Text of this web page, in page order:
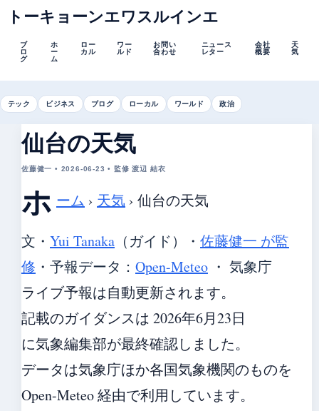
トーキョーンエワスルインエ
ブ
ロ
グ
ホ
ー
ム
ロー
カル
ワー
ルド
お問い
合わせ
ニュース
レター
会社
概要
天
気
テック ビジネス ブログ ローカル ワールド 政治
仙台の天気
佐藤健一 • 2026-06-23 • 監修 渡辺 結衣
ホ ーム › 天気 › 仙台の天気
文・ Yui Tanaka （ガイド） ・ 佐藤健一 が監
修 ・ 予報データ： Open-Meteo ・ 気象庁
ライブ予報は自動更新されます。
記載のガイダンスは 2026年6月23日
に気象編集部が最終確認しました。
データは気象庁ほか各国気象機関のものを
Open-Meteo 経由で利用しています。